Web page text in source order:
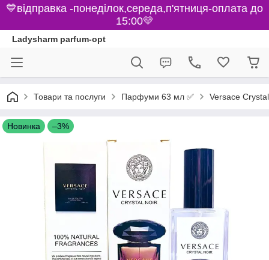
💙відправка -понеділок,середа,п'ятниця-оплата до
15:00💛
Ladysharm parfum-opt
Товари та послуги Парфуми 63 мл ✅ Versace
Новинка –3%